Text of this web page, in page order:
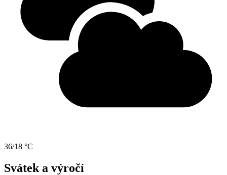
36/18 °C
Svátek a výročí